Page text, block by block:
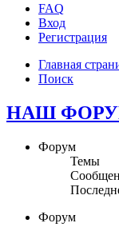
FAQ
Вход
Регистрация
Главная
Поиск
НАШ
Форум
Темы
Форум